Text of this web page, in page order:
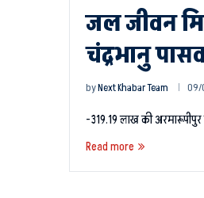
जल जीवन
चंद्रभानु
byNext Khabar Team 09/
-319.19 लाख की
Read more